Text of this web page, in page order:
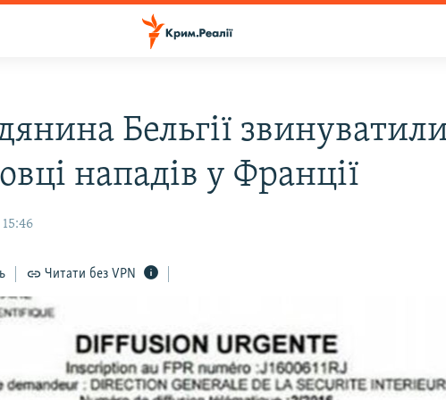
Бельгії
нападів у Франції
Читати без VPN